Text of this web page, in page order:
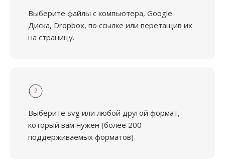
Выберите файлы с компьютера, Google
Диска, Dropbox, по ссылке или перетащив их
на страницу.
2
Выберите svg или любой другой формат,
который вам нужен (более 200
поддерживаемых форматов)